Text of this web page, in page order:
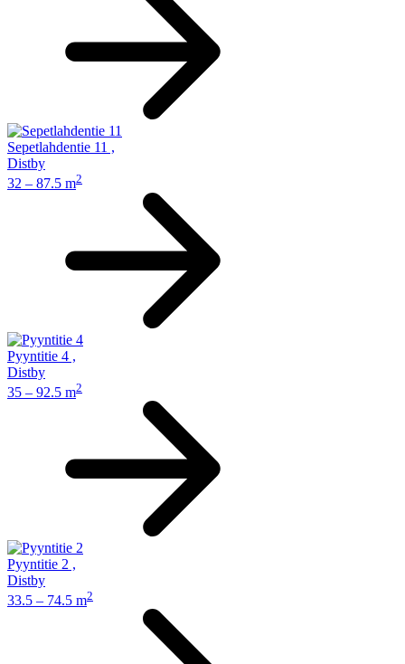
Sepetlahdentie 11 ,
Distby
32 – 87.5 m2
Pyyntitie 4 ,
Distby
35 – 92.5 m2
Pyyntitie 2 ,
Distby
33.5 – 74.5 m2